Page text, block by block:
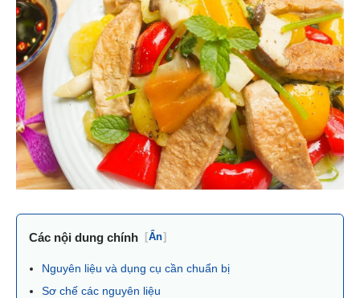
Các nội dung chính [Ẩn]
Nguyên liệu và dụng cụ cần chuẩn bị
Sơ chế các nguyên liệu